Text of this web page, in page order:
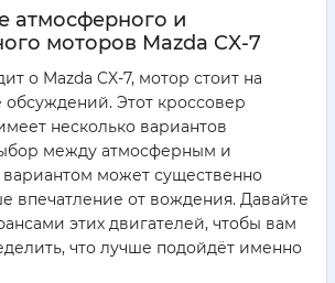
атмосферного и
моторов Mazda CX-7
о Mazda CX-7, мотор стоит на
Этот кроссовер
несколько вариантов
между атмосферным и
может существенно
впечатление от вождения. Давайте
этих двигателей, чтобы вам
что лучше подойдёт именно